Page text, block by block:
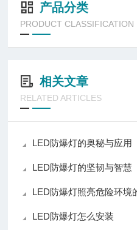
产品分类
PRODUCT CLASSIFICATION
相关文章
RELATED ARTICLES
LED防爆灯的奥秘与应用
LED防爆灯的坚韧与智慧
LED防爆灯照亮危险环境
LED防爆灯怎么安装